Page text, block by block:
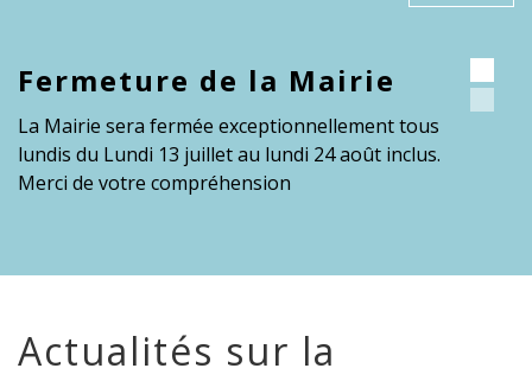
de la Mairie
sera fermée exceptionnellement tous
Lundi 13 juillet au lundi 24 août inclus.
votre compréhension
centre
Le centre
Actualités sur la